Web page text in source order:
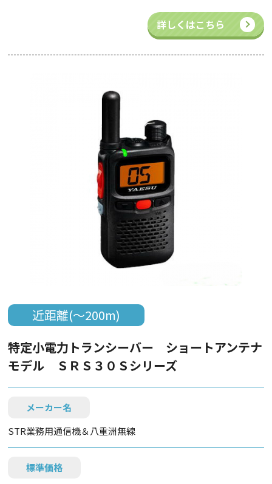
詳しくはこちら
近距離(～200m)
特定小電力トランシーバー ショートアンテナ
モデル ＳＲＳ３０Ｓシリーズ
メーカー名
STR業務用通信機＆八重洲無線
標準価格